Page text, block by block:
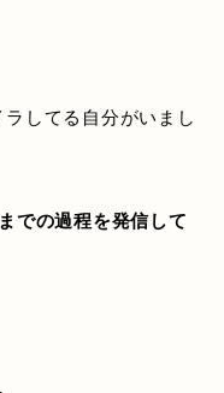
してる自分がいまし
での過程を発信して